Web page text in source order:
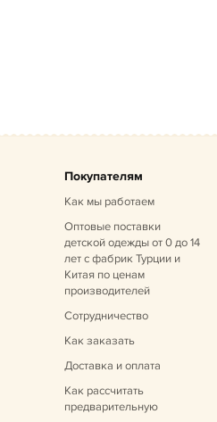
Покупателям
Как мы работаем
Оптовые поставки
детской одежды от 0 до 14
летс фабрик Турции и
Китая по ценам
производителей
Сотрудничество
Как заказать
Доставка и оплата
Как рассчитать
предварительную